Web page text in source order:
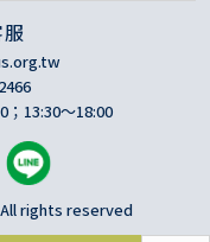
；13:30～18:00
rights reserved